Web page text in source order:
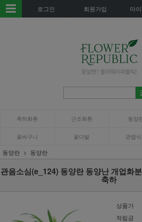
로그인 회원가입 마
축하화환 근조화환 동양
꽃바구니 꽃다발 관엽
동양란 동양란
관음소심(e_124) 동양란 동양난 개업화
축하
상품가
적립금